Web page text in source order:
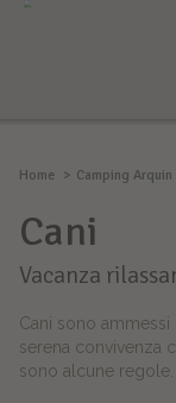
Home Camping Arquin
Cani
Vacanza
Cani sono
serena convivenza
sono alcune regole.